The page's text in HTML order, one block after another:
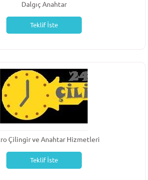
Dalgıç Anahtar
Teklif İste
Çilingir ve Anahtar Hizmetleri
Teklif İste